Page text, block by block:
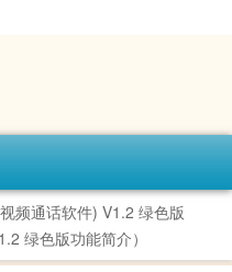
频通话软件) V1.2 绿色版
绿色版功能简介）